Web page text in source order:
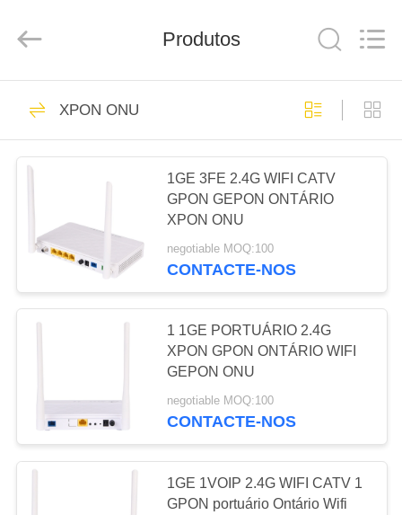
CASA
PRODUTOS
NÓS
EXCURSÃO
CONTROLE
DA
QUALIDADE
Co.,
Reserved.
onu do epon
onu do gpon
66
61
Produtos
XPON ONU
1GE 3FE 2.4G WIFI CATV
GPON GEPON ONTÁRIO
XPON ONU
negotiable MOQ:100
CONTACTE-NOS
1 1GE PORTUÁRIO 2.4G
XPON GPON ONTÁRIO WIFI
GEPON ONU
negotiable MOQ:100
CONTACTE-NOS
1GE 1VOIP 2.4G WIFI CATV 1
GPON portuário Ontário Wifi